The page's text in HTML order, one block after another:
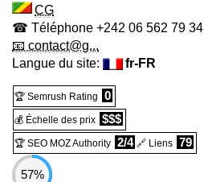
CG
☎ Téléphone +242 06 562 79 34
📧 contact@g...
Langue du site:
fr-FR
🏆 Semrush Rating 0
💰 Échelle des prix $$$
🏆 SEO MOZ Authority 2/4 🔗 Liens 79
57%